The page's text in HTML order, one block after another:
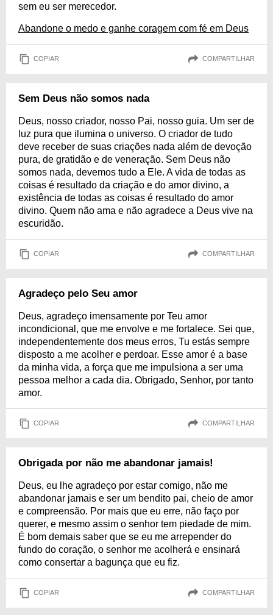
sem eu ser merecedor.
Abandone o medo e ganhe coragem com fé em Deus
COPIAR COMPARTILHAR
Sem Deus não somos nada
Deus, nosso criador, nosso Pai, nosso guia. Um ser de
luz pura que ilumina o universo. O criador de tudo
deve receber de suas criações nada além de devoção
pura, de gratidão e de veneração. Sem Deus não
somos nada, devemos tudo a Ele. A vida de todas as
coisas é resultado da criação e do amor divino, a
existência de todas as coisas é resultado do amor
divino. Quem não ama e não agradece a Deus vive na
escuridão.
COPIAR COMPARTILHAR
Agradeço pelo Seu amor
Deus, agradeço imensamente por Teu amor
incondicional, que me envolve e me fortalece. Sei que,
independentemente dos meus erros, Tu estás sempre
disposto a me acolher e perdoar. Esse amor é a base
da minha vida, a força que me impulsiona a ser uma
pessoa melhor a cada dia. Obrigado, Senhor, por tanto
amor.
COPIAR COMPARTILHAR
Obrigada por não me abandonar jamais!
Deus, eu lhe agradeço por estar comigo, não me
abandonar jamais e ser um bendito pai, cheio de amor
e compreensão. Por mais que eu erre, não faço por
querer, e mesmo assim o senhor tem piedade de mim.
É bom demais saber que se eu me arrepender do
fundo do coração, o senhor me acolherá e ensinará
como consertar a bagunça que eu fiz.
COPIAR COMPARTILHAR